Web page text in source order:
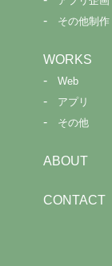
その他制作
WORKS
Web
アプリ
その他
ABOUT
CONTACT